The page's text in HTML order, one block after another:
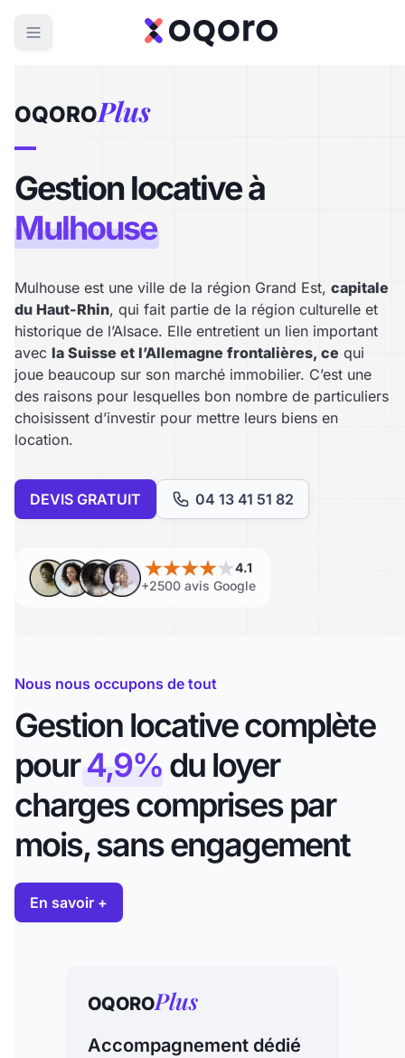
OQOROPlus
Gestion locative à
Mulhouse
Mulhouse est une ville de la région Grand Est, capitale
du Haut-Rhin, qui fait partie de la région culturelle et
historique de l’Alsace. Elle entretient un lien important
avec la Suisse et l’Allemagne frontalières, ce qui
joue beaucoup sur son marché immobilier. C’est une
des raisons pour lesquelles bon nombre de particuliers
choisissent d’investir pour mettre leurs biens en
location.
DEVIS GRATUIT 04 13 41 51 82
4.1
+2500 avis Google
Nous nous occupons de tout
Gestion locative complète
pour4,9% du loyer
charges comprises par
mois, sans engagement
En savoir +
OQOROPlus
Accompagnement dédié